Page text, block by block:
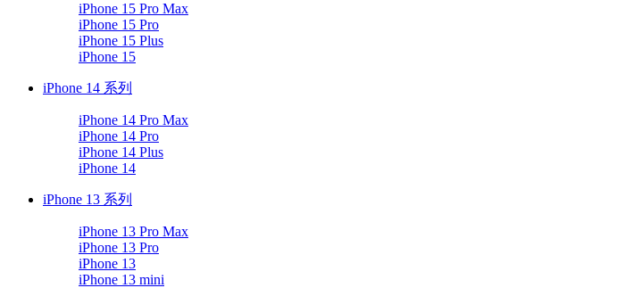
iPhone 15 Pro Max
iPhone 15 Pro
iPhone 15 Plus
iPhone 15
iPhone 14 系列
iPhone 14 Pro Max
iPhone 14 Pro
iPhone 14 Plus
iPhone 14
iPhone 13 系列
iPhone 13 Pro Max
iPhone 13 Pro
iPhone 13
iPhone 13 mini